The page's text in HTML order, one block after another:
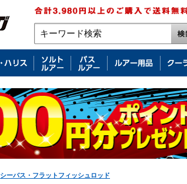
シーバス・フラットフィッシュロッド